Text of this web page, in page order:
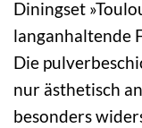
Diningset
langanhaltende
Die
nur ästhetisch
besonders